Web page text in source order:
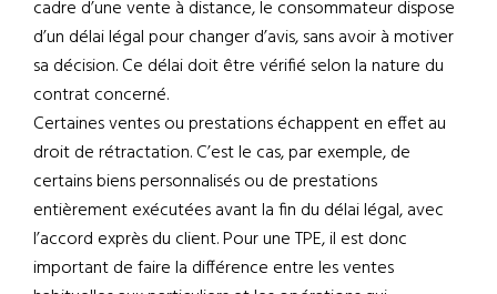
cadre d’une vente à distance, le consommateur dispose
d’un délai légal pour changer d’avis, sans avoir à motiver
sa décision. Ce délai doit être vérifié selon la nature du
contrat concerné.
Certaines ventes ou prestations échappent en effet au
droit de rétractation. C’est le cas, par exemple, de
certains biens personnalisés ou de prestations
entièrement exécutées avant la fin du délai légal, avec
l’accord exprès du client. Pour une TPE, il est donc
important de faire la différence entre les ventes